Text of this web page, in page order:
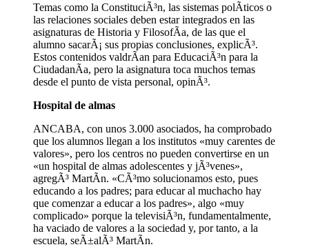
Temas como la ConstituciÃ³n, las sistemas polÃ­ticos o
las relaciones sociales deben estar integrados en las
asignaturas de Historia y FilosofÃ­a, de las que el
alumno sacarÃ¡ sus propias conclusiones, explicÃ³.
Estos contenidos valdrÃ­an para EducaciÃ³n para la
CiudadanÃ­a, pero la asignatura toca muchos temas
desde el punto de vista personal, opinÃ³.
Hospital de almas
ANCABA, con unos 3.000 asociados, ha comprobado
que los alumnos llegan a los institutos «muy carentes de
valores», pero los centros no pueden convertirse en un
«un hospital de almas adolescentes y jÃ³venes»,
agregÃ³ MartÃ­n. «CÃ³mo solucionamos esto, pues
educando a los padres; para educar al muchacho hay
que comenzar a educar a los padres», algo «muy
complicado» porque la televisiÃ³n, fundamentalmente,
ha vaciado de valores a la sociedad y, por tanto, a la
escuela, seÃ±alÃ³ MartÃ­n.